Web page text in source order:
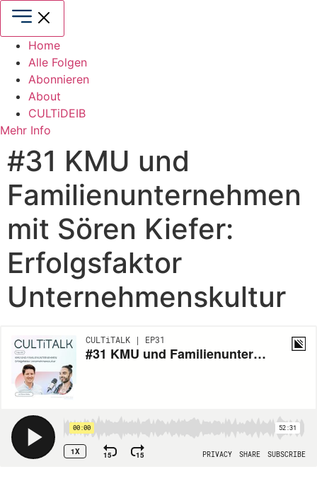
Zum
Inhalt
springenHome
Alle Folgen
Abonnieren
About
CULTiDEIB
Mehr Info
#31 KMU und
Familienunternehmen
mit Sören Kiefer:
Erfolgsfaktor
Unternehmenskultur